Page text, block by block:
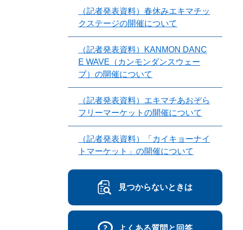
（記者発表資料）春休みエキマチッ
クステージの開催について
（記者発表資料）KANMON DANC
E WAVE（カンモンダンスウェー
ブ）の開催について
（記者発表資料）エキマチあおぞら
フリーマーケットの開催について
（記者発表資料）「カイキョーナイ
トマーケット」の開催について
見つからないときは